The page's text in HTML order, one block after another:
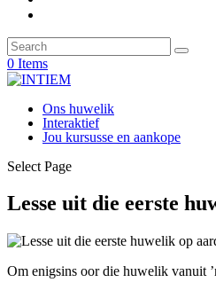
0 Items
Ons huwelik
Interaktief
Jou kursusse en aankope
Select Page
Lesse uit die eerste
Om enigsins oor die huwelik vanuit